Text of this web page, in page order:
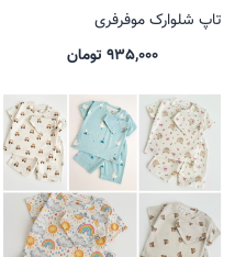
تاپ شلوارک موفرفری
935,000 تومان